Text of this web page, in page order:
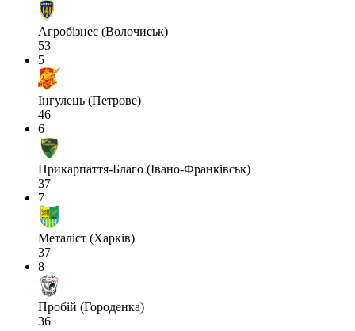
Агробізнес (Волочиськ)
53
5
Інгулець (Петрове)
46
6
Прикарпаття-Благо (Івано-Франківськ)
37
7
Металіст (Харків)
37
8
Пробій (Городенка)
36